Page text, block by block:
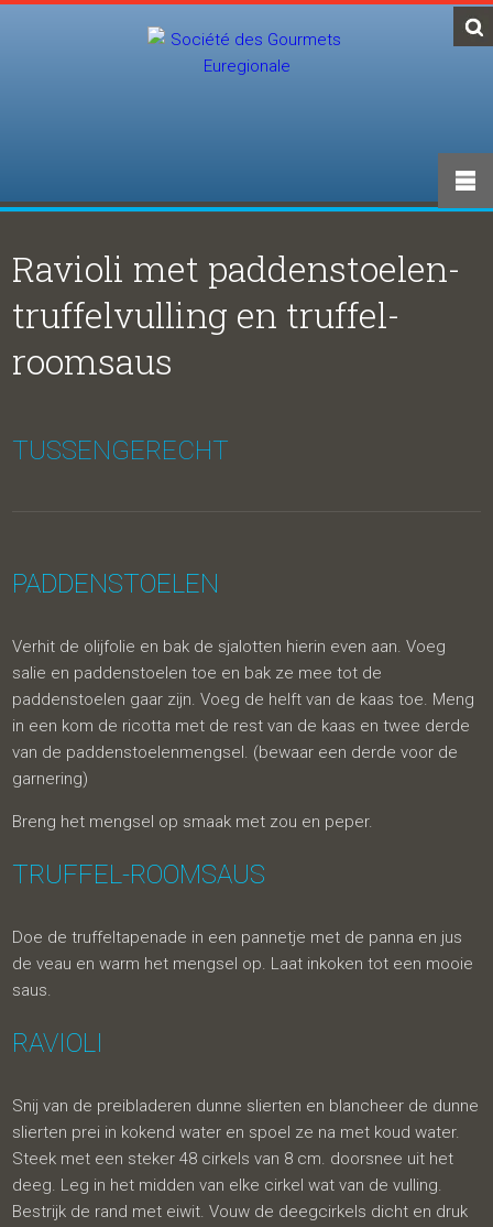
Ravioli met paddenstoelen-
truffelvulling en truffel-
roomsaus
TUSSENGERECHT
PADDENSTOELEN
Verhit de olijfolie en bak de sjalotten hierin even aan. Voeg
salie en paddenstoelen toe en bak ze mee tot de
paddenstoelen gaar zijn. Voeg de helft van de kaas toe. Meng
in een kom de ricotta met de rest van de kaas en twee derde
van de paddenstoelenmengsel. (bewaar een derde voor de
garnering)
Breng het mengsel op smaak met zou en peper.
TRUFFEL-ROOMSAUS
Doe de truffeltapenade in een pannetje met de panna en jus
de veau en warm het mengsel op. Laat inkoken tot een mooie
saus.
RAVIOLI
Snij van de preibladeren dunne slierten en blancheer de dunne
slierten prei in kokend water en spoel ze na met koud water.
Steek met een steker 48 cirkels van 8 cm. doorsnee uit het
deeg. Leg in het midden van elke cirkel wat van de vulling.
Bestrijk de rand met eiwit. Vouw de deegcirkels dicht en druk